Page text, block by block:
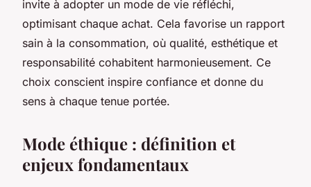
invite à adopter un mode de vie réfléchi,
optimisant chaque achat. Cela favorise un rapport
sain à la consommation, où qualité, esthétique et
responsabilité cohabitent harmonieusement. Ce
choix conscient inspire confiance et donne du
sens à chaque tenue portée.
Mode éthique : définition et
enjeux fondamentaux